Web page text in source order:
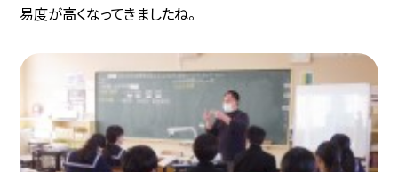
易度が高くなってきましたね。